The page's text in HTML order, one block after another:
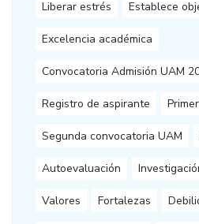
Liberar estrés Establece
Excelencia académica
Convocatoria Admisión UAM
Registro de aspirante
Segunda convocatoria UAM
Autoevaluación
Valores Fortalezas